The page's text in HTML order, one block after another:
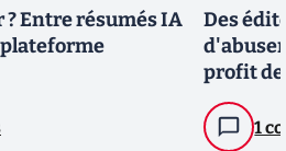
Entre résumés IA
plateforme
Des
profit
1